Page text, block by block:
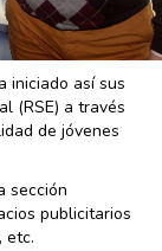
iniciado así sus
(RSE) a través
de jóvenes
sección
publicitarios
etc.